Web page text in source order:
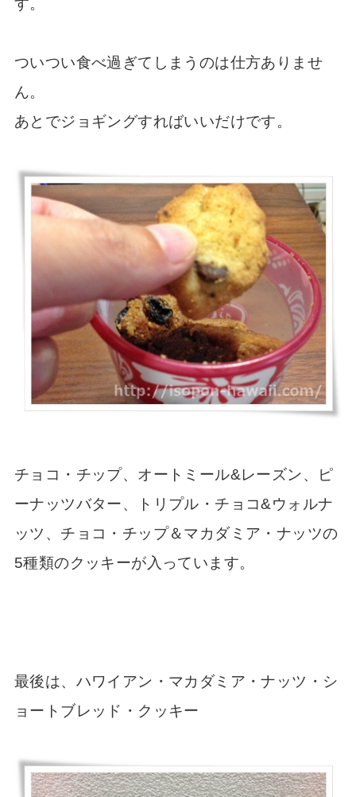
ついつい食べ過ぎてしまうのは仕方ありませ
ん。
あとでジョギングすればいいだけです。
チョコ・チップ、オートミール&レーズン、ピ
ーナッツバター、トリプル・チョコ&ウォルナ
ッツ、チョコ・チップ＆マカダミア・ナッツの
5種類のクッキーが入っています。
最後は、ハワイアン・マカダミア・ナッツ・シ
ョートブレッド・クッキー